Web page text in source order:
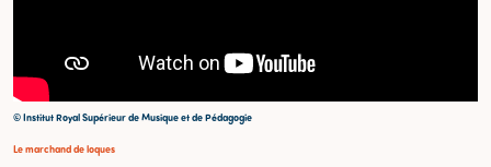
© Institut Royal Supérieur de Musique et de Pédagogie
Le marchand de loques